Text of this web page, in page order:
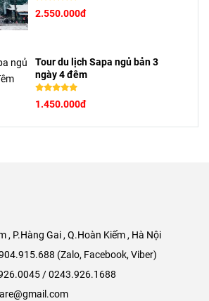
2.550.000đ
Tour du lịch Sapa ngủ bản 3
ngày 4 đêm
1.450.000đ
, P.Hàng Gai , Q.Hoàn Kiếm , Hà Nội
(Zalo, Facebook, Viber)
/ 0243.926.1688